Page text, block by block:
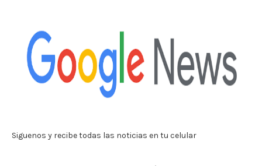
Siguenos y recibe todas las noticias en tu celular